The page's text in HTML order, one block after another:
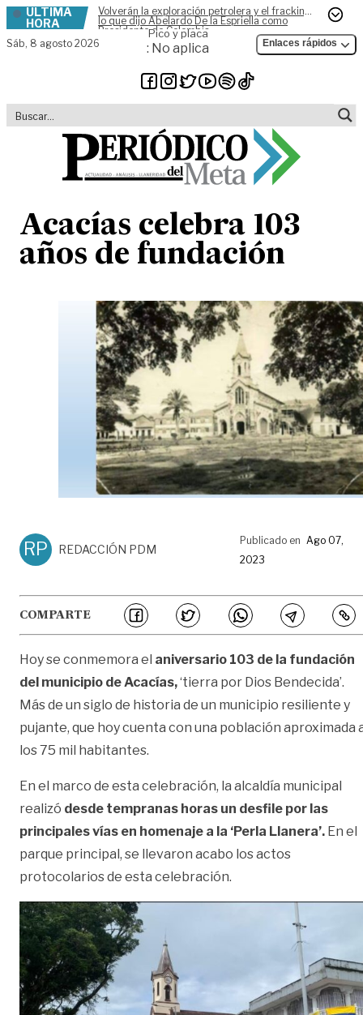
Skip to content
ÚLTIMA
HORA
Volverán la exploración petrolera y el fracking,
lo que dijo Abelardo De la Espriella como
Presidente de Colombia
Sáb, 8 agosto 2026
Pico y placa
: No aplica Enlaces rápidos
Acacías celebra 103
años de fundación
RP REDACCIÓN PDM
Publicado en Ago 07,
2023
COMPARTE
Hoy se conmemora el aniversario 103 de la fundación
del municipio de Acacías,‘tierra por Dios Bendecida’.
Más de un siglo de historia de un municipio resiliente y
pujante, que hoy cuenta con una población aproximada
los 75 mil habitantes.
En el marco de esta celebración, la alcaldía municipal
realizó desde tempranas horas un desfile por las
principales vías en homenaje a la ‘Perla Llanera’. En el
parque principal, se llevaron acabo los actos
protocolarios de esta celebración.